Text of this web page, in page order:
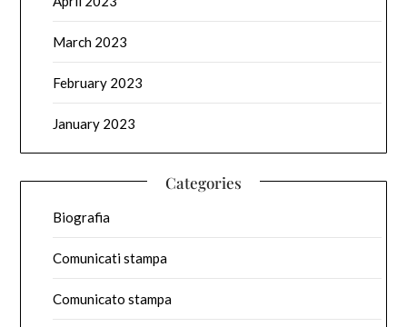
March 2023
February 2023
January 2023
Categories
Biografia
Comunicati stampa
Comunicato stampa